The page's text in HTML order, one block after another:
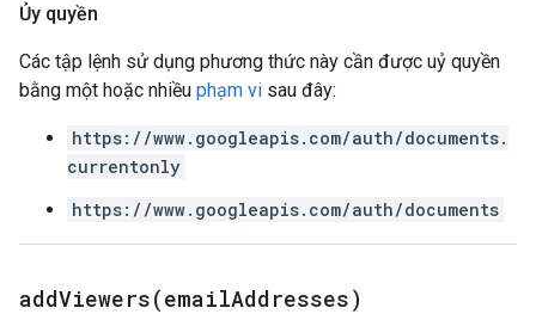
Ủy quyền
Các tập lệnh sử dụng phương thức này cần được uỷ quyền
bằng một hoặc nhiều phạm vi sau đây:
https://www.googleapis.com/auth/documents.
currentonly
https://www.googleapis.com/auth/documents
addViewers(emailAddresses)